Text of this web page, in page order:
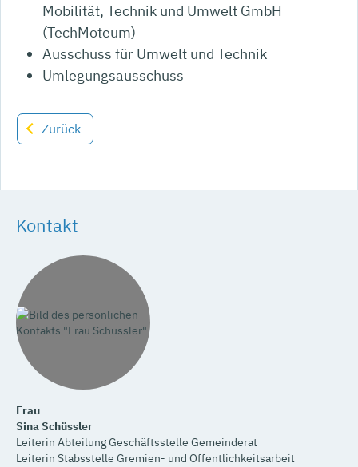
Mobilität, Technik und Umwelt GmbH
(TechMoteum)
Ausschuss für Umwelt und Technik
Umlegungsausschuss
Zurück
Kontakt
Frau
SinaSchüssler
Leiterin Abteilung Geschäftsstelle Gemeinderat
Leiterin Stabsstelle Gremien- und Öffentlichkeitsarbeit